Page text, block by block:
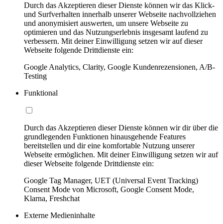
Durch das Akzeptieren dieser Dienste können wir das Klick-
und Surfverhalten innerhalb unserer Webseite nachvollziehen
und anonymisiert auswerten, um unsere Webseite zu
optimieren und das Nutzungserlebnis insgesamt laufend zu
verbessern. Mit deiner Einwilligung setzen wir auf dieser
Webseite folgende Drittdienste ein:
Google Analytics, Clarity, Google Kundenrezensionen, A/B-
Testing
Funktional
Durch das Akzeptieren dieser Dienste können wir dir über die
grundlegenden Funktionen hinausgehende Features
bereitstellen und dir eine komfortable Nutzung unserer
Webseite ermöglichen. Mit deiner Einwilligung setzen wir auf
dieser Webseite folgende Drittdienste ein:
Google Tag Manager, UET (Universal Event Tracking)
Consent Mode von Microsoft, Google Consent Mode,
Klarna, Freshchat
Externe Medieninhalte